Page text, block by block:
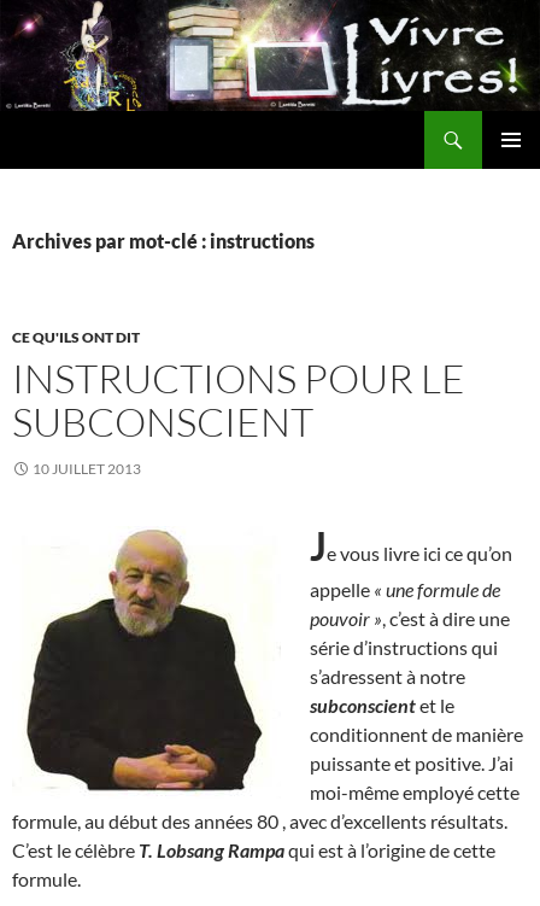
Aller
au
contenu
Archives par mot-clé : instructions
CE QU'ILS ONT DIT
INSTRUCTIONS POUR LE
SUBCONSCIENT
10 JUILLET 2013
Je vous livre ici ce qu’on
appelle « une formule de
pouvoir » , c’est à dire une
série d’instructions qui
s’adressent à notre
subconscientet le
conditionnent de manière
puissante et positive. J’ai
moi-même employé cette
formule, au début des années 80 , avec d’excellents résultats.
C’est le célèbre T. Lobsang Rampaqui est à l’origine de cette
formule.